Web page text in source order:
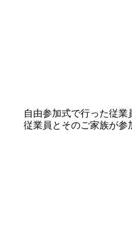
自由参加式で行った従
従業員とそのご家族が参